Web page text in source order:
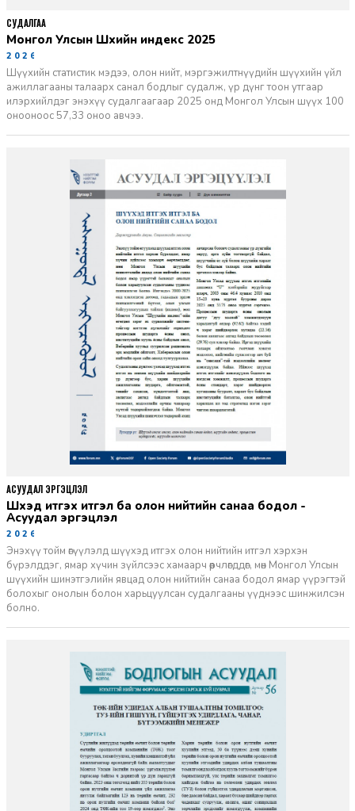
Монгол Улсын Шүүхийн индекс 2025
2026-06-11
Шүүхийн статистик мэдээ, олон нийт, мэргэжилтнүүдийн шүүхийн үйл
ажиллагааны талаарх санал бодлыг судалж, үр дүнг тоон утгаар
илэрхийлдэг энэхүү судалгаагаар 2025 онд Монгол Улсын шүүх 100
онооноос 57,33 оноо авчээ.
СУДАЛГАА
Шүүхэд итгэх итгэл ба олон нийтийн санаа бодол -
Асуудал эргэцүүлэл
2026-06-11
Энэхүү тойм өгүүлэлд шүүхэд итгэх олон нийтийн итгэл хэрхэн
бүрэлддэг, ямар хүчин зүйлсээс хамаарч өөрчлөгддөг, мөн Монгол Улсын
шүүхийн шинэтгэлийн явцад олон нийтийн санаа бодол ямар үүрэгтэй
болохыг онолын болон харьцуулсан судалгааны үүднээс шинжилсэн
болно.
АСУУДАЛ ЭРГЭЦҮҮЛЭЛ